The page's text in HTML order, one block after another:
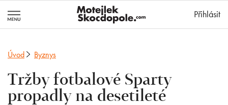
Přihlásit
Úvod Byznys
Tržby fotbalové Sparty
propadly na desetileté